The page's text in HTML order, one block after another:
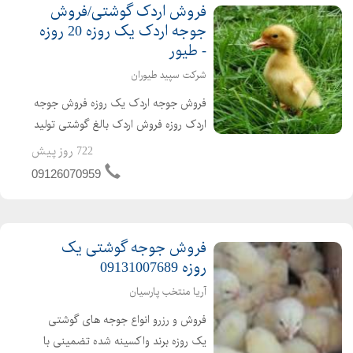
فروش اردک گوشتی/فروش
جوجه اردک یک روزه 20 روزه
- طیور
شرکت سپید طیوران
فروش جوجه اردک یک روزه فروش جوجه
اردک روزه فروش اردک بالغ گوشتی تولید
کننده ی جوجه اردک از یک روزه تا بالغ
فروش اردک گوشتی عمده ای و خرده ای
722 روز پیش
09126070959
فروش جوجه گوشتی یک
روزه 09131007689
آریا منتخب پارسیان
فروش و رزرو انواع جوجه های گوشتی
یک روزه برند واکسینه شده تضمینی با